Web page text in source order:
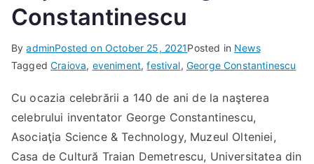
Constantinescu
ByadminPosted on October 25, 2021Posted in News
TaggedCraiova, eveniment,festival, George Constantinescu
Cu ocazia celebrării a 140 de ani de la naşterea
celebrului inventator George Constantinescu,
Asociaţia Science & Technology, Muzeul Olteniei,
Casa de Cultură Traian Demetrescu, Universitatea din